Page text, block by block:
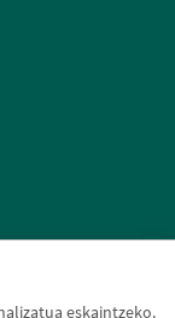
eskaintzeko.